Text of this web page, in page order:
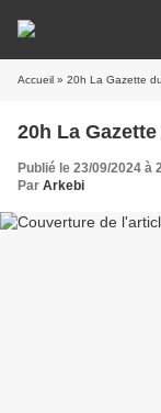
Accueil » 20h La Gazette
20h La
Publié le 23/09/2024 à
Par Arkebi